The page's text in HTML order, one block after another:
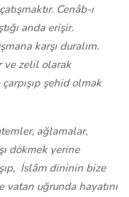
Cenâb-ı
anda erişir.
karşı duralım.
ve zelil olarak
şehid olmak
ağlamalar,
dökmek yerine
İslâm dininin bize
uğrunda hayatını